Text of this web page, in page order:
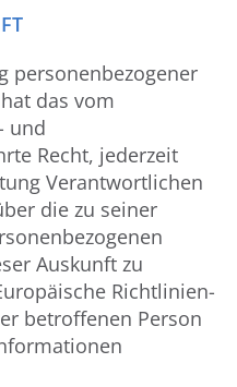
personenbezogener
das vom
und
Recht, jederzeit
Verantwortlichen
die zu seiner
Auskunft zu
Richtlinien-
betroffenen Person